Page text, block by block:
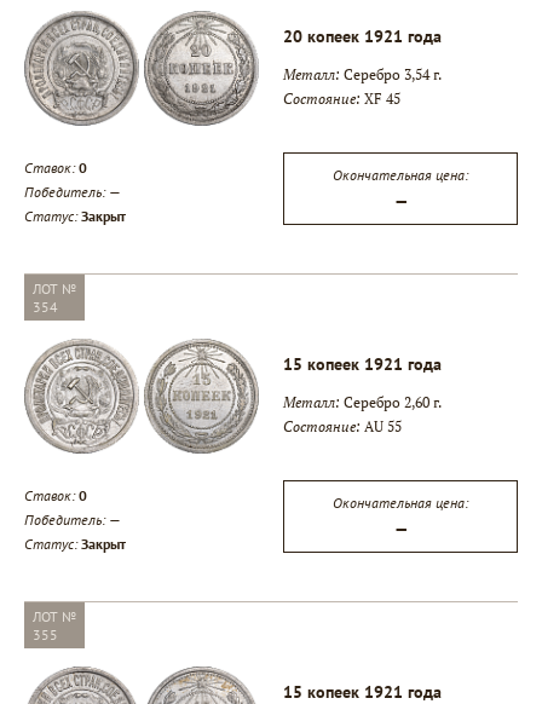
▾
20 копеек 1921 года
Металл: Серебро 3,54 г.
Состояние: XF 45
Ставок:0
Победитель: —
Статус:Закрыт
Окончательная цена:
—
ЛОТ №
354
15 копеек 1921 года
Металл: Серебро 2,60 г.
Состояние: AU 55
Ставок:0
Победитель: —
Статус:Закрыт
Окончательная цена:
—
ЛОТ №
355
15 копеек 1921 года